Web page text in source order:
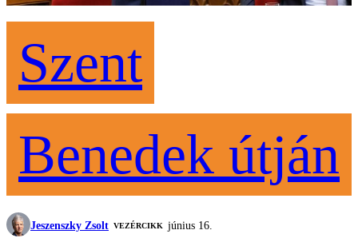
Szent
Benedek útján
Jeszenszky Zsolt VEZÉRCIKK június 16.